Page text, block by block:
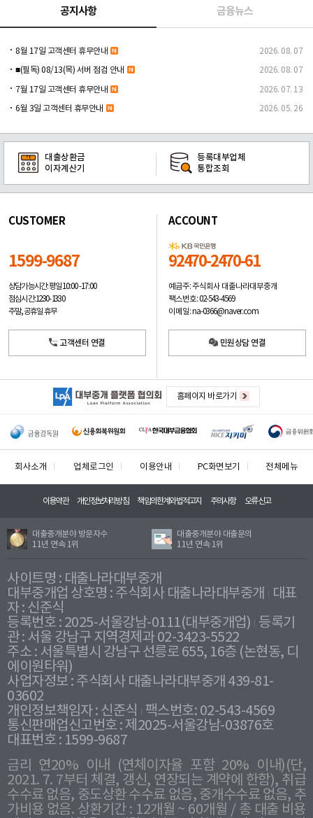
공지사항 금융뉴스
8월 17일 고객센터 휴무안내 2026. 08. 07
■(필독) 08/13(목) 서버 점검 안내 2026. 08. 07
7월 17일 고객센터 휴무안내 2026. 07. 13
6월 3일 고객센터 휴무안내 2026. 05. 26
대출상환금
이자계산기
등록대부업체
통합조회
CUSTOMER
1599-9687
상담가능시간: 평일10:00 -17:00
점심시간: 12:30 - 13:30
주말, 공휴일 휴무
고객센터 연결
ACCOUNT
92470-2470-61
예금주: 주식회사 대출나라대부중개
팩스번호: 02-543-4569
이메일: na-0366@naver.com
민원상담 연결
홈페이지 바로가기
회사소개 업체로그인 이용안내 PC화면보기 전체메뉴
이용약관 개인정보처리방침 책임의한계와법적고지 주의사항 오류신고
대출중개분야 방문자수
11년 연속 1위
대출중개분야 대출문의
11년 연속 1위
사이트명 : 대출나라대부중개
대부중개업 상호명 : 주식회사 대출나라대부중개
대표
자 : 신준식
등록번호 : 2025-서울강남-0111(대부중개업) 등록기
관 : 서울 강남구 지역경제과 02-3423-5522
주소 : 서울특별시 강남구 선릉로 655, 16층 (논현동, 디
에이원타워)
사업자정보 : 주식회사 대출나라대부중개 439-81-
03602
개인정보책임자 : 신준식
팩스번호: 02-543-4569
통신판매업신고번호 : 제2025-서울강남-03876호
대표번호 : 1599-9687
금리 연20% 이내 (연체이자율 포함 20% 이내)(단,
2021. 7. 7부터 체결, 갱신, 연장되는 계약에 한함), 취급
수수료 없음, 중도상환 수수료 없음, 중개수수료 없음, 추
가비용 없음. 상환기간 : 12개월 ~ 60개월 / 총 대출 비용